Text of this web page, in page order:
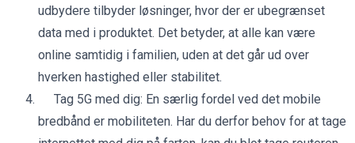
udbydere tilbyder løsninger, hvor der er ubegrænset
data med i produktet. Det betyder, at alle kan være
online samtidig i familien, uden at det går ud over
hverken hastighed eller stabilitet.
Tag 5G med dig: En særlig fordel ved det mobile
bredbånd er mobiliteten. Har du derfor behov for at tage